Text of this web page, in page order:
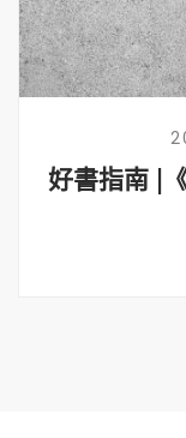
好書指南 |